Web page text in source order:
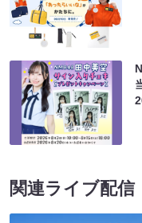
関連ライブ配信